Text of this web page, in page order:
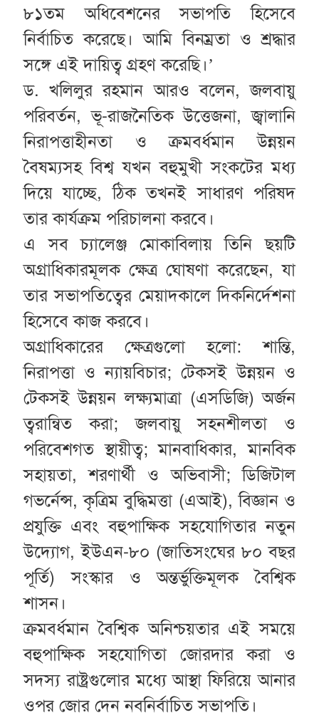
৮১তম অধিবেশনের সভাপতি হিসেবে
নির্বাচিত করেছে। আমি বিনম্রতা ও শ্রদ্ধার
সঙ্গে এই দায়িত্ব গ্রহণ করেছি।’
ড. খলিলুর রহমান আরও বলেন, জলবায়ু
পরিবর্তন, ভূ-রাজনৈতিক উত্তেজনা, জ্বালানি
নিরাপত্তাহীনতা ও ক্রমবর্ধমান উন্নয়ন
বৈষম্যসহ বিশ্ব যখন বহুমুখী সংকটের মধ্য
দিয়ে যাচ্ছে, ঠিক তখনই সাধারণ পরিষদ
তার কার্যক্রম পরিচালনা করবে।
এ সব চ্যালেঞ্জ মোকাবিলায় তিনি ছয়টি
অগ্রাধিকারমূলক ক্ষেত্র ঘোষণা করেছেন, যা
তার সভাপতিত্বের মেয়াদকালে দিকনির্দেশনা
হিসেবে কাজ করবে।
অগ্রাধিকারের ক্ষেত্রগুলো হলো: শান্তি,
নিরাপত্তা ও ন্যায়বিচার; টেকসই উন্নয়ন ও
টেকসই উন্নয়ন লক্ষ্যমাত্রা (এসডিজি) অর্জন
ত্বরান্বিত করা; জলবায়ু সহনশীলতা ও
পরিবেশগত স্থায়ীত্ব; মানবাধিকার, মানবিক
সহায়তা, শরণার্থী ও অভিবাসী; ডিজিটাল
গভর্নেন্স, কৃত্রিম বুদ্ধিমত্তা (এআই), বিজ্ঞান ও
প্রযুক্তি এবং বহুপাক্ষিক সহযোগিতার নতুন
উদ্যোগ, ইউএন-৮০ (জাতিসংঘের ৮০ বছর
পূর্তি) সংস্কার ও অন্তর্ভুক্তিমূলক বৈশ্বিক
শাসন।
ক্রমবর্ধমান বৈশ্বিক অনিশ্চয়তার এই সময়ে
বহুপাক্ষিক সহযোগিতা জোরদার করা ও
সদস্য রাষ্ট্রগুলোর মধ্যে আস্থা ফিরিয়ে আনার
ওপর জোর দেন নবনির্বাচিত সভাপতি।